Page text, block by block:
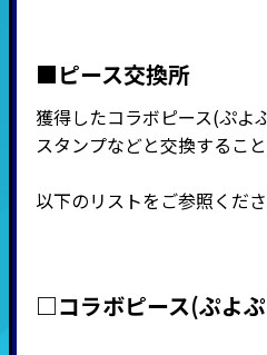
■ピース交換所
獲得したコラボピース(ぷよ
スタンプなどと交換すること
以下のリストをご参照くださ
□コラボピース(ぷよ